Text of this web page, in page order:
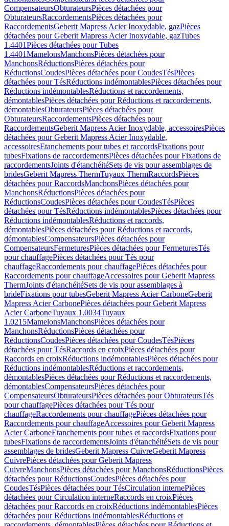
CompensateursObturateursPièces détachées pour
ObturateursRaccordementsPièces détachées pour
RaccordementsGeberit Mapress Acier Inoxydable, gazPièces
détachées pour Geberit Mapress Acier Inoxydable, gazTubes
1.4401Pièces détachées pour Tubes
1.4401MamelonsManchonsPièces détachées pour
ManchonsRéductionsPièces détachées pour
RéductionsCoudesPièces détachées pour CoudesTésPièces
détachées pour TésRéductions indémontablesPièces détachées pour
Réductions indémontablesRéductions et raccordements,
démontablesPièces détachées pour Réductions et raccordements,
démontablesObturateursPièces détachées pour
ObturateursRaccordementsPièces détachées pour
RaccordementsGeberit Mapress Acier Inoxydable, accessoiresPièces
détachées pour Geberit Mapress Acier Inoxydable,
accessoiresEtanchements pour tubes et raccordsFixations pour
tubesFixations de raccordementsPièces détachées pour Fixations de
raccordementsJoints d'étanchéitéSets de vis pour assemblages de
bridesGeberit Mapress ThermTuyaux ThermRaccordsPièces
détachées pour RaccordsManchonsPièces détachées pour
ManchonsRéductionsPièces détachées pour
RéductionsCoudesPièces détachées pour CoudesTésPièces
détachées pour TésRéductions indémontablesPièces détachées pour
Réductions indémontablesRéductions et raccords,
démontablesPièces détachées pour Réductions et raccords,
démontablesCompensateursPièces détachées pour
CompensateursFermeturesPièces détachées pour FermeturesTés
pour chauffagePièces détachées pour Tés pour
chauffageRaccordements pour chauffagePièces détachées pour
Raccordements pour chauffageAccessoires pour Geberit Mapress
ThermJoints d'étanchéitéSets de vis pour assemblages à
brideFixations pour tubesGeberit Mapress Acier CarboneGeberit
Mapress Acier CarbonePièces détachées pour Geberit Mapress
Acier CarboneTuyaux 1.0034Tuyaux
1.0215MamelonsManchonsPièces détachées pour
ManchonsRéductionsPièces détachées pour
RéductionsCoudesPièces détachées pour CoudesTésPièces
détachées pour TésRaccords en croixPièces détachées pour
Raccords en croixRéductions indémontablesPièces détachées pour
Réductions indémontablesRéductions et raccordements,
démontablesPièces détachées pour Réductions et raccordements,
démontablesCompensateursPièces détachées pour
CompensateursObturateursPièces détachées pour ObturateursTés
pour chauffagePièces détachées pour Tés pour
chauffageRaccordements pour chauffagePièces détachées pour
Raccordements pour chauffageAccessoires pour Geberit Mapress
Acier CarboneEtanchements pour tubes et raccordsFixations pour
tubesFixations de raccordementsJoints d'étanchéitéSets de vis pour
assemblages de bridesGeberit Mapress CuivreGeberit Mapress
CuivrePièces détachées pour Geberit Mapress
CuivreManchonsPièces détachées pour ManchonsRéductionsPièces
détachées pour RéductionsCoudesPièces détachées pour
CoudesTésPièces détachées pour TésCirculation internePièces
détachées pour Circulation interneRaccords en croixPièces
détachées pour Raccords en croixRéductions indémontablesPièces
détachées pour Réductions indémontablesRéductions et